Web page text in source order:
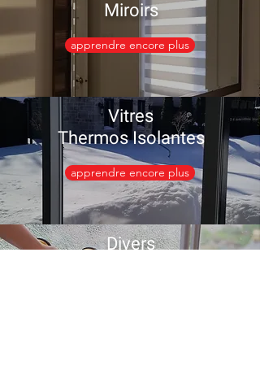
Miroirs
apprendre encore plus
Vitres
Thermos Isolantes
apprendre encore plus
Divers